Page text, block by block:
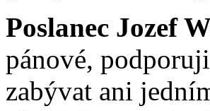
Poslanec Jozef
pánové,
zabývat ani